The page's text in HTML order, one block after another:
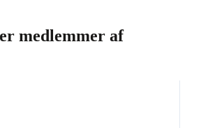
medlemmer af